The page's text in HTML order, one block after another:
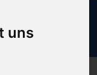
uns
C 3